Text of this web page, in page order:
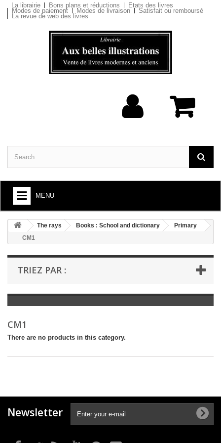
La librairie Bons plans et réductions Etats des livres
Modes de paiement Modes de livraison Satisfait ou remboursé
La revue de web des livres
MENU
+
BOOKS : ARTS AND SOCIETY
+
BOOKS : LITERATURE
+
BOOKS : YOUTH
LIVRES ANCIENS AVANT 1945
The rays Books : School and dictionary
Primary
CM1
TRIEZ PAR :
CM1
There are no products in this category.
Newsletter